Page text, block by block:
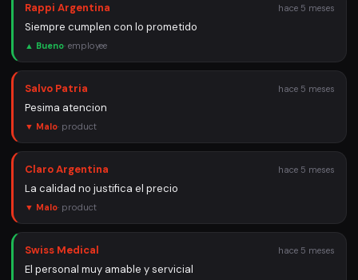
Rappi Argentina hace 5 meses
Siempre cumplen con lo prometido
▲ Bueno· employee
Salvo Patria hace 5 meses
Pesima atencion
▼ Malo· product
Claro Argentina hace 5 meses
La calidad no justifica el precio
▼ Malo· product
Swiss Medical hace 5 meses
El personal muy amable y servicial